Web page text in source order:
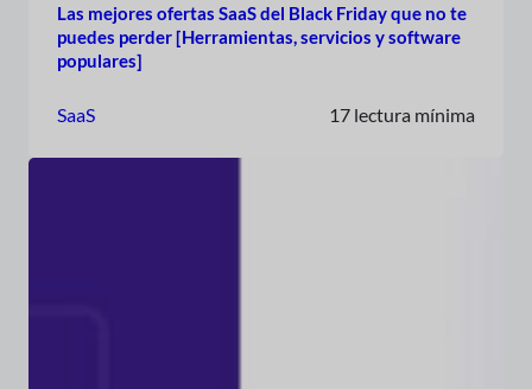
Las mejores ofertas SaaS del Black Friday que no te
puedes perder [Herramientas, servicios y software
populares]
SaaS 17 lectura mínima